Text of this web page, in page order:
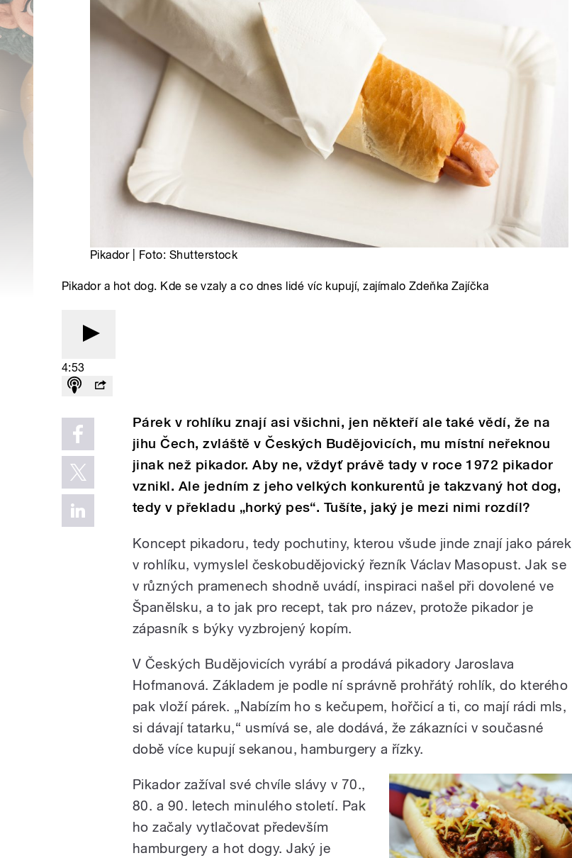
Pikador | Foto: Shutterstock
Pikador a hot dog. Kde se vzaly a co dnes lidé víc kupují, zajímalo Zdeňka Zajíčka
4:53
Párek v rohlíku znají asi všichni, jen někteří ale také vědí, že na
jihu Čech, zvláště v Českých Budějovicích, mu místní neřeknou
jinak než pikador. Aby ne, vždyť právě tady v roce 1972 pikador
vznikl. Ale jedním z jeho velkých konkurentů je takzvaný hot dog,
tedy v překladu „horký pes“. Tušíte, jaký je mezi nimi rozdíl?
Koncept pikadoru, tedy pochutiny, kterou všude jinde znají jako párek
v rohlíku, vymyslel českobudějovický řezník Václav Masopust. Jak se
v různých pramenech shodně uvádí, inspiraci našel při dovolené ve
Španělsku, a to jak pro recept, tak pro název, protože pikador je
zápasník s býky vyzbrojený kopím.
V Českých Budějovicích vyrábí a prodává pikadory Jaroslava
Hofmanová. Základem je podle ní správně prohřátý rohlík, do kterého
pak vloží párek. „Nabízím ho s kečupem, hořčicí a ti, co mají rádi mls,
si dávají tatarku,“ usmívá se, ale dodává, že zákazníci v současné
době více kupují sekanou, hamburgery a řízky.
Pikador zažíval své chvíle slávy v 70.,
80. a 90. letech minulého století. Pak
ho začaly vytlačovat především
hamburgery a hot dogy. Jaký je